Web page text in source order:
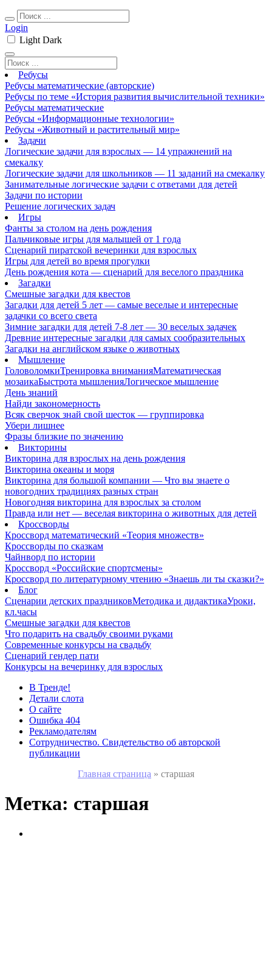
Login
Light Dark
Ребусы
Ребусы математические (авторские)
Ребусы по теме «История развития вычислительной техники»
Ребусы математические
Ребусы «Информационные технологии»
Ребусы «Животный и растительный мир»
Задачи
Логические задачи для взрослых — 14 упражнений на
смекалку
Логические задачи для школьников — 11 заданий на смекалку
Занимательные логические задачи с ответами для детей
Задачи по истории
Решение логических задач
Игры
Фанты за столом на день рождения
Пальчиковые игры для малышей от 1 года
Сценарий пиратской вечеринки для взрослых
Игры для детей во время прогулки
День рождения кота — сценарий для веселого праздника
Загадки
Смешные загадки для квестов
Загадки для детей 5 лет — самые веселые и интересные
задачки со всего света
Зимние загадки для детей 7-8 лет — 30 веселых задачек
Древние интересные загадки для самых сообразительных
Загадки на английском языке о животных
Мышление
ГоловоломкиТренировка вниманияМатематическая
мозаикаБыстрота мышленияЛогическое мышление
День знаний
Найди закономерность
Всяк сверчок знай свой шесток — группировка
Убери лишнее
Фразы близкие по значению
Викторины
Викторина для взрослых на день рождения
Викторина океаны и моря
Викторина для большой компании — Что вы знаете о
новогодних традициях разных стран
Новогодняя викторина для взрослых за столом
Правда или нет — веселая викторина о животных для детей
Кроссворды
Кроссворд математический «Теория множеств»
Кроссворды по сказкам
Чайнворд по истории
Кроссворд «Российские спортсмены»
Кроссворд по литературному чтению «Знаешь ли ты сказки?»
Блог
Сценарии детских праздниковМетодика и дидактикаУроки,
кл.часы
Смешные загадки для квестов
Что подарить на свадьбу своими руками
Современные конкурсы на свадьбу
Сценарий гендер пати
Конкурсы на вечеринку для взрослых
В Тренде!
Детали слота
О сайте
Ошибка 404
Рекламодателям
Сотрудничество. Свидетельство об авторской
публикации
Главная страница » старшая
Метка: старшая